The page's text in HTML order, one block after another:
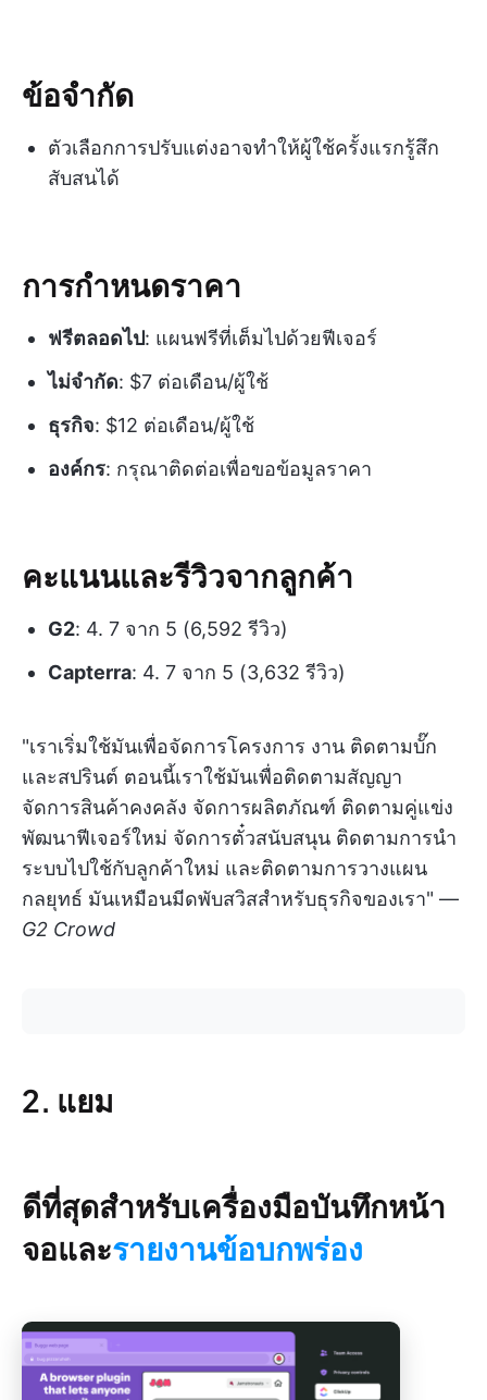
ข้อจำกัด
ตัวเลือกการปรับแต่งอาจทำให้ผู้ใช้ครั้งแรกรู้สึก
สับสนได้
การกำหนดราคา
ฟรีตลอดไป: แผนฟรีที่เต็มไปด้วยฟีเจอร์
ไม่จำกัด: $7 ต่อเดือน/ผู้ใช้
ธุรกิจ: $12 ต่อเดือน/ผู้ใช้
องค์กร: กรุณาติดต่อเพื่อขอข้อมูลราคา
คะแนนและรีวิวจากลูกค้า
G2: 4. 7 จาก 5 (6,592 รีวิว)
Capterra: 4. 7 จาก 5 (3,632 รีวิว)
"เราเริ่มใช้มันเพื่อจัดการโครงการ งาน ติดตามบั๊ก
และสปรินต์ ตอนนี้เราใช้มันเพื่อติดตามสัญญา
จัดการสินค้าคงคลัง จัดการผลิตภัณฑ์ ติดตามคู่แข่ง
พัฒนาฟีเจอร์ใหม่ จัดการตั๋วสนับสนุน ติดตามการนำ
ระบบไปใช้กับลูกค้าใหม่ และติดตามการวางแผน
กลยุทธ์ มันเหมือนมีดพับสวิสสำหรับธุรกิจของเรา" —
G2 Crowd
2. แยม
ดีที่สุดสำหรับเครื่องมือบันทึกหน้า
จอและรายงานข้อบกพร่อง